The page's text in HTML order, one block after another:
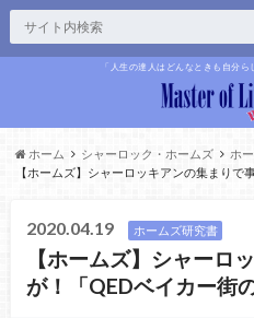
「人生の達人はどんなときも自分ら
ホーム シャーロック・ホームズ
ホ
【ホームズ】シャーロッキアンの集まりで
2020.04.19 ホームズ研究書
【ホームズ】シャーロ
が！「QEDベイカー街